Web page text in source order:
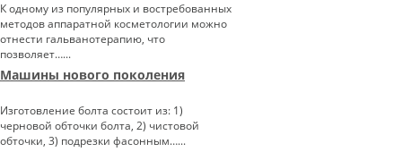
К одному из популярных и востребованных
методов аппаратной косметологии можно
отнести гальванотерапию, что
позволяет…...
Машины нового поколения
Изготовление болта состоит из: 1)
черновой обточки болта, 2) чистовой
обточки, 3) подрезки фасонным…...